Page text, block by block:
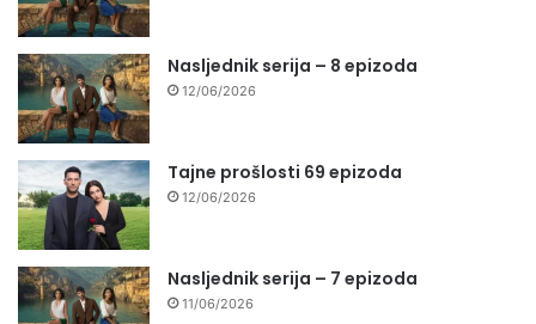
Nasljednik serija – 8 epizoda
12/06/2026
Tajne prošlosti 69 epizoda
12/06/2026
Nasljednik serija – 7 epizoda
11/06/2026